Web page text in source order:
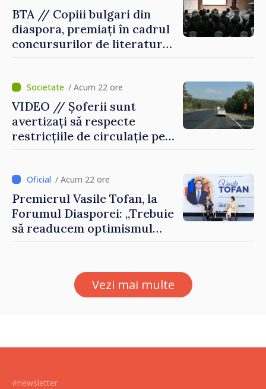
BTA // Copiii bulgari din
diaspora, premiați în cadrul
concursurilor de literatură,
Bulgarii din Străinătate
/ Acum 22 ore
VIDEO // Șoferii sunt
avertizați să respecte
restricțiile de circulație pe
reparație/ Acum 22 ore
Premierul Vasile Tofan, la
Forumul Diasporei: „Trebuie
să readucem optimismul
direcția corectă”
Vezi mai multe
#newsletter